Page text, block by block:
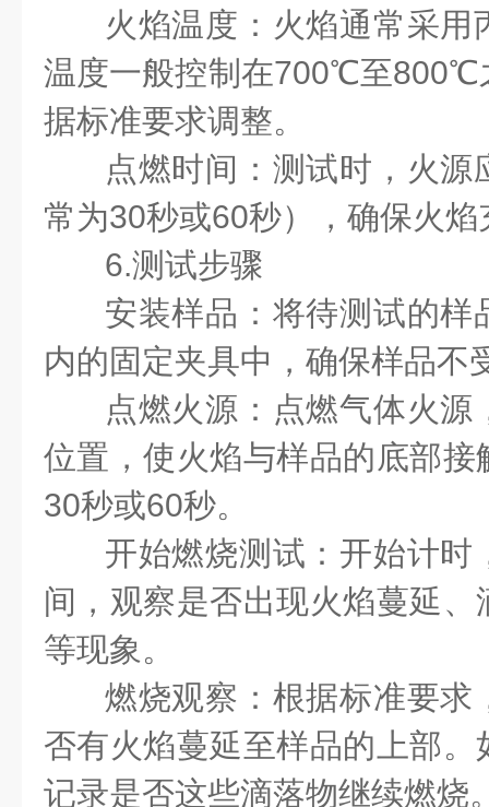
火焰温度：火焰通常采用
温度一般控制在700℃至800℃
据标准要求调整。
点燃时间：测试时，火源
常为30秒或60秒），确保火
6.测试步骤
安装样品：将待测试的样
内的固定夹具中，确保样品
点燃火源：点燃气体火源
位置，使火焰与样品的底部
30秒或60秒。
开始燃烧测试：开始计时
间，观察是否出现火焰蔓延
等现象。
燃烧观察：根据标准要求
否有火焰蔓延至样品的上部
记录是否这些滴落物继续燃